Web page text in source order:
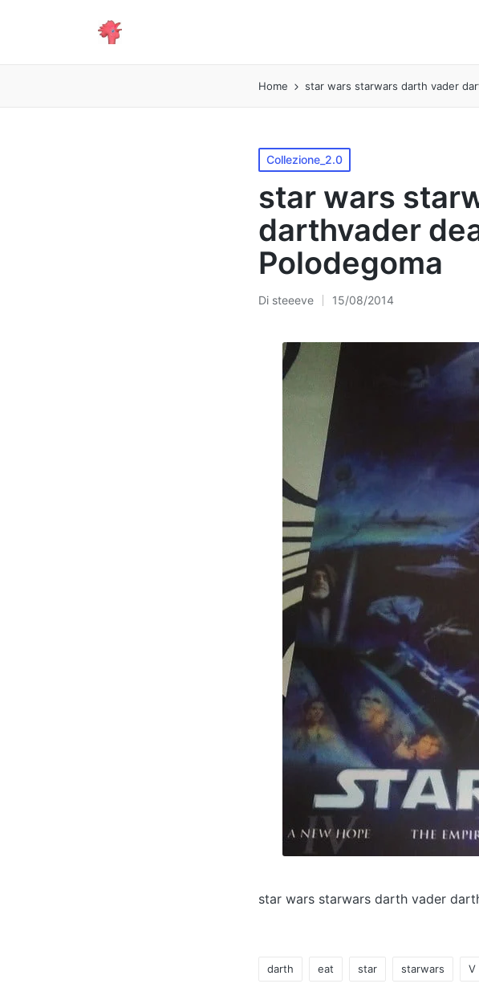
Home star wars starwars darth vader
Pubblicato
in
Collezione_2.0
star wars
darthvader
Polodegoma
Pubblicato
Di steeeve 15/08/2014
star wars starwars darth vader
Tag:
darth eat star starwars V